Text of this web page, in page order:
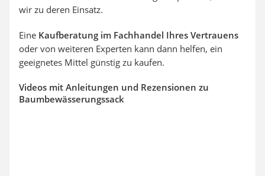
wir zu deren Einsatz.
Eine Kaufberatung im Fachhandel Ihres Vertrauens
oder von weiteren Experten kann dann helfen, ein
geeignetes Mittel günstig zu kaufen.
Videos mit Anleitungen und Rezensionen zu
Baumbewässerungssack